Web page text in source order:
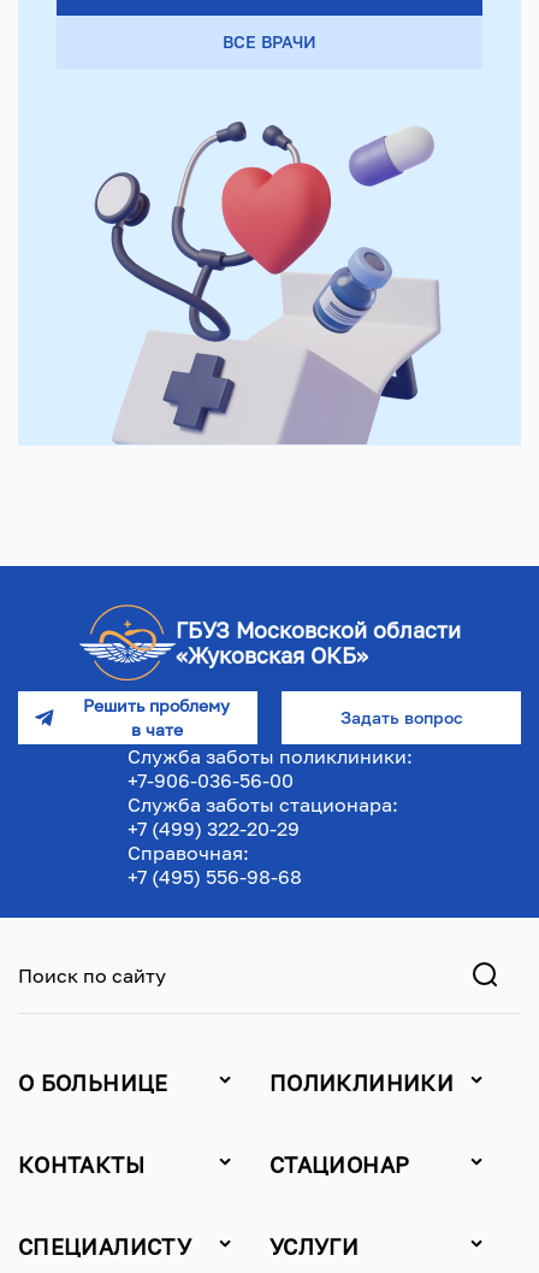
ВСЕ ВРАЧИ
ГБУЗ Московской области
«Жуковская ОКБ»
Решить проблему
в чате
Задать вопрос
Служба заботы поликлиники:
+7-906-036-56-00
Служба заботы стационара:
+7 (499) 322-20-29
Справочная:
+7 (495) 556-98-68
Поиск по сайту
О БОЛЬНИЦЕ ПОЛИКЛИНИКИ
КОНТАКТЫ СТАЦИОНАР
СПЕЦИАЛИСТУ УСЛУГИ